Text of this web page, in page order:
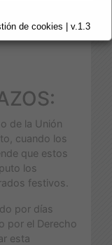
de cookies | v.1.3
de la Unión
cuando los
que estos
los
festivos.
por días
por el Derecho
esta